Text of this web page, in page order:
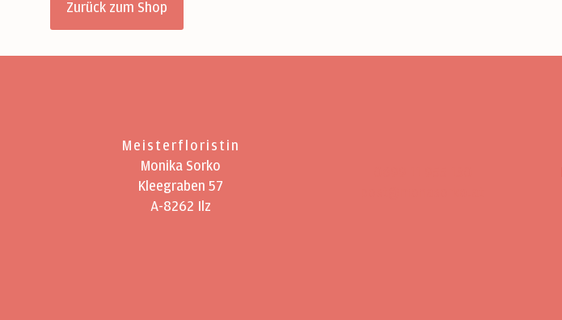
Zurück zum Shop
Meisterfloristin
Monika Sorko
Kleegraben 57
A-8262 Ilz